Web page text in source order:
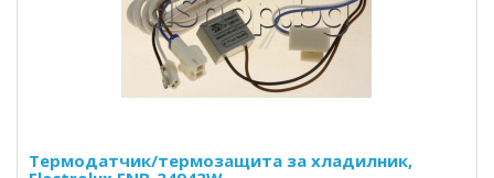
Термодатчик/термозащита за хладилник,